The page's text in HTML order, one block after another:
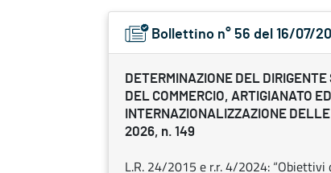
Bollettino n° 56 del 16/07/
DETERMINAZIONE DEL DIRIGENTE
DEL COMMERCIO, ARTIGIANATO ED
INTERNAZIONALIZZAZIONE
2026, n. 149
L.R. 24/2015 e r.r. 4/2024: